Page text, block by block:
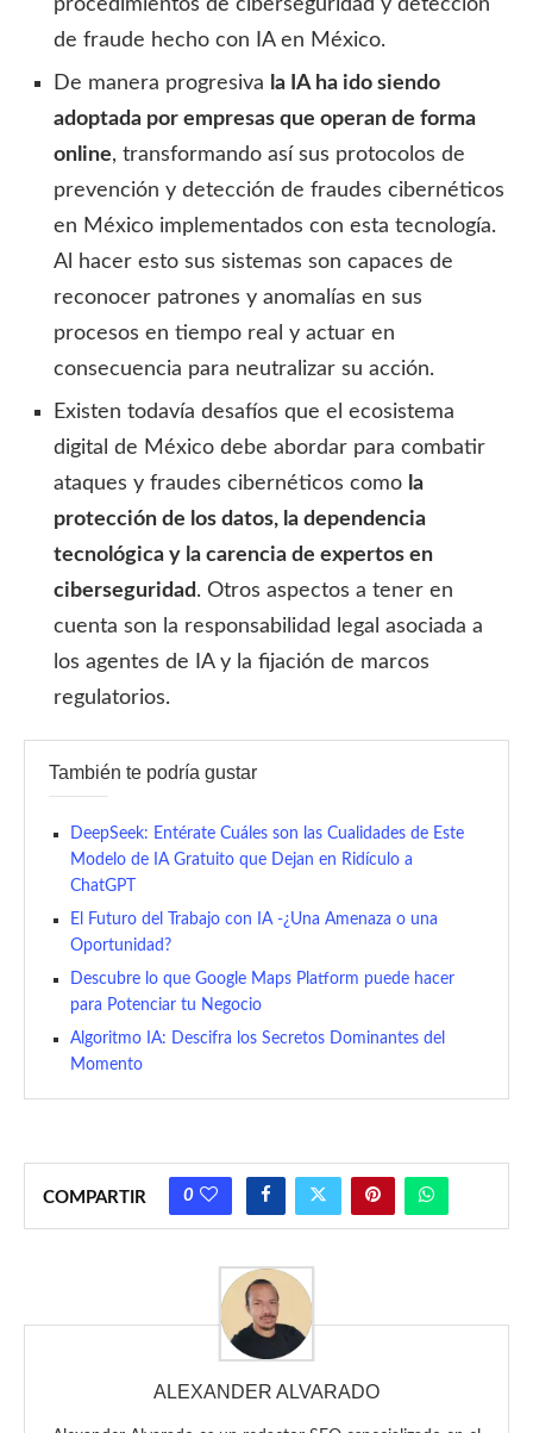
procedimientos de ciberseguridad y detección
de fraude hecho con IA en México.
De manera progresiva la IA ha ido siendo
adoptada por empresas que operan de forma
online, transformando así sus protocolos de
prevención y detección de fraudes cibernéticos
en México implementados con esta tecnología.
Al hacer esto sus sistemas son capaces de
reconocer patrones y anomalías en sus
procesos en tiempo real y actuar en
consecuencia para neutralizar su acción.
Existen todavía desafíos que el ecosistema
digital de México debe abordar para combatir
ataques y fraudes cibernéticos como la
protección de los datos, la dependencia
tecnológica y la carencia de expertos en
ciberseguridad. Otros aspectos a tener en
cuenta son la responsabilidad legal asociada a
los agentes de IA y la fijación de marcos
regulatorios.
También te podría gustar
DeepSeek: Entérate Cuáles son las Cualidades de Este
Modelo de IA Gratuito que Dejan en Ridículo a
ChatGPT
El Futuro del Trabajo con IA -¿Una Amenaza o una
Oportunidad?
Descubre lo que Google Maps Platform puede hacer
para Potenciar tu Negocio
Algoritmo IA: Descifra los Secretos Dominantes del
Momento
COMPARTIR 0
ALEXANDER ALVARADO